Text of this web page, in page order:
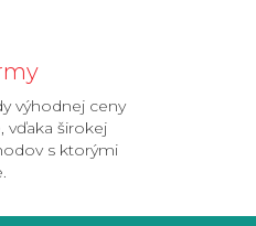
výhodnej ceny
vďaka širokej
s ktorými